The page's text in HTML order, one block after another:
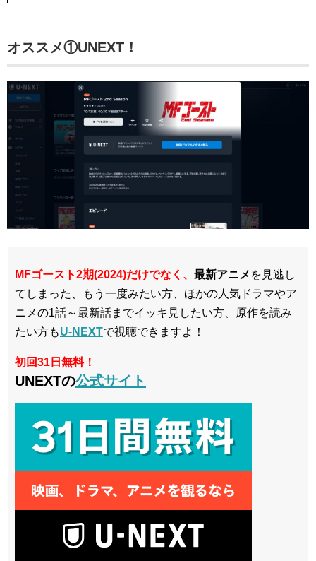
オススメ①UNEXT！
MFゴースト2期(2024)だけでなく、 最新アニメ を見逃し
てしまった、もう一度みたい方、ほかの人気ドラマやア
ニメの1話～最新話までイッキ見したい方、原作を読み
たい方もU-NEXTで視聴できますよ！
初回31日無料！
UNEXTの公式サイト